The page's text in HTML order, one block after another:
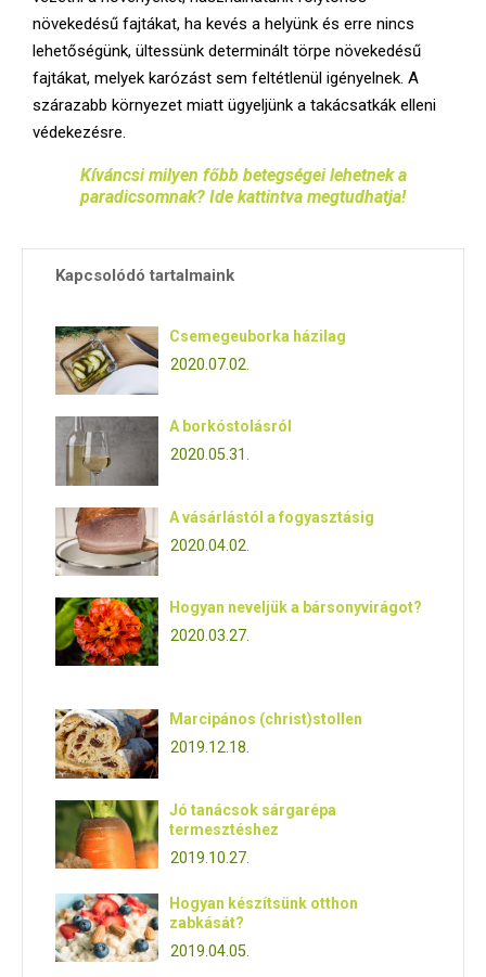
növekedésű fajtákat, ha kevés a helyünk és erre nincs
lehetőségünk, ültessünk determinált törpe növekedésű
fajtákat, melyek karózást sem feltétlenül igényelnek. A
szárazabb környezet miatt ügyeljünk a takácsatkák elleni
védekezésre.
Kíváncsi milyen főbb betegségei lehetnek a
paradicsomnak? Ide kattintva megtudhatja!
Kapcsolódó tartalmaink
Csemegeuborka házilag
2020.07.02.
A borkóstolásról
2020.05.31.
A vásárlástól a fogyasztásig
2020.04.02.
Hogyan neveljük a bársonyvirágot?
2020.03.27.
Marcipános (christ)stollen
2019.12.18.
Jó tanácsok sárgarépa
termesztéshez
2019.10.27.
Hogyan készítsünk otthon
zabkását?
2019.04.05.